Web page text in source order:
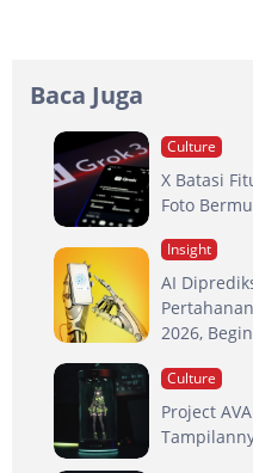
Baca Juga
Culture
X Batasi
Foto
Insight
AI
2026,
Culture
Project